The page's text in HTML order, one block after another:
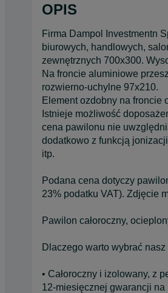
OPIS
Firma Dampol Investmentn
biurowych, handlowych,
zewnętrznych 700x300.
Na froncie aluminiowe
rozwierno-uchylne 97x210.
Element ozdobny na froncie
Istnieje możliwość
cena pawilonu nie
dodatkowo z funkcją
itp.
Podana cena dotyczy
23% podatku VAT). Zdjęcie
Pawilon całoroczny,
Dlaczego warto wybrać
• Całoroczny i izolowany, z
12-miesięcznej gwarancji na